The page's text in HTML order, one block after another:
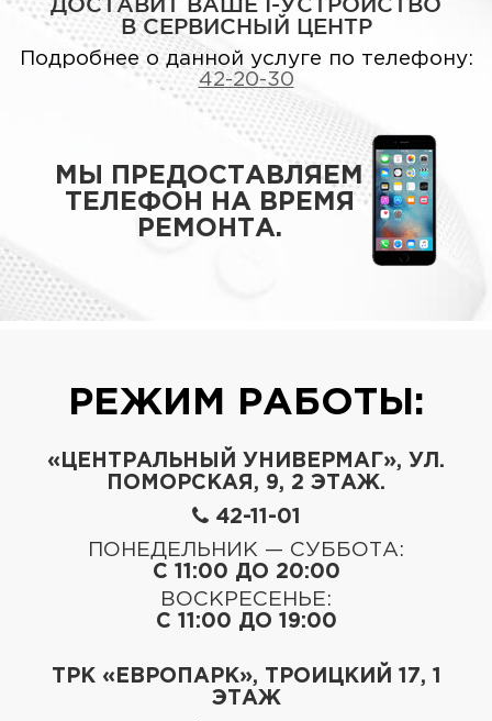
В СЕРВИСНЫЙ ЦЕНТР
Подробнее о данной услуге по телефону:
42-20-30
МЫ ПРЕДОСТАВЛЯЕМ
ТЕЛЕФОН НА ВРЕМЯ
РЕМОНТА.
РЕЖИМ РАБОТЫ:
«ЦЕНТРАЛЬНЫЙ УНИВЕРМАГ», УЛ.
ПОМОРСКАЯ, 9, 2 ЭТАЖ.
42-11-01
ПОНЕДЕЛЬНИК — СУББОТА:
С 11:00 ДО 20:00
ВОСКРЕСЕНЬЕ:
С 11:00 ДО 19:00
ТРК «ЕВРОПАРК», ТРОИЦКИЙ 17, 1
ЭТАЖ